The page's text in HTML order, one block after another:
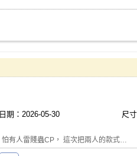
期：2026-05-30
尺
有人雷賤蟲CP， 這次把兩人的款式…